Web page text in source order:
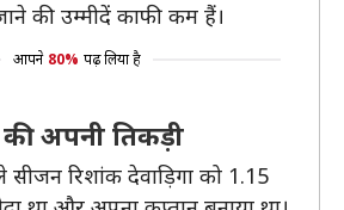
की उम्मीदें काफी कम हैं।
आपने 80% पढ़ लिया है
अपनी तिकड़ी
सीजन रिशांक देवाड़िगा को 1.15